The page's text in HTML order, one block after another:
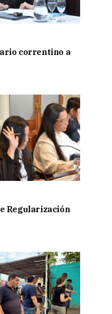
correntino a
Regularización